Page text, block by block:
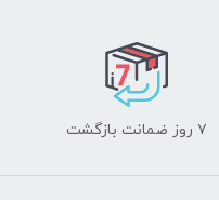
۷ روز ضمانت بازگشت